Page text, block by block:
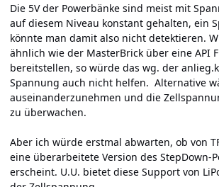
Die 5V der Powerbänke sind meist mit
auf diesem Niveau konstant gehalten, ein
könnte man damit also nicht detektieren.
ähnlich wie der MasterBrick über eine API
bereitstellen, so würde das wg. der
Spannung auch nicht helfen. Alternative
auseinanderzunehmen und die
zu überwachen.
Aber ich würde erstmal abwarten, ob von
eine überarbeitete Version des StepDown-
erscheint. U.U. bietet diese Support von